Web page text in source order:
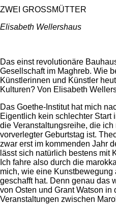
ZWEI GROSSMÜTTER
Elisabeth Wellershaus
Das einst revolutionäre
Gesellschaft im Maghreb. Wie
Künstlerinnen und Künstler
Kulturen? Von Elisabeth
Das Goethe-Institut hat mich
Eigentlich kein schlechter Start
die Veranstaltungsreihe, die
vorverlegter Geburtstag ist.
zwar erst im kommenden Jahr
lässt sich natürlich bestens mit
Ich fahre also durch die
mich, wie eine
geschafft hat. Denn genau das
von Osten und Grant Watson in
Veranstaltungen zwischen